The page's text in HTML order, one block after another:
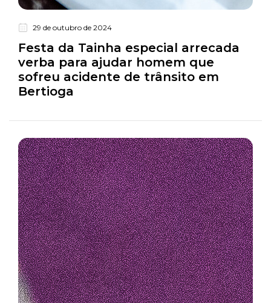
29 de outubro de 2024
Festa da Tainha especial arrecada
verba para ajudar homem que
sofreu acidente de trânsito em
Bertioga